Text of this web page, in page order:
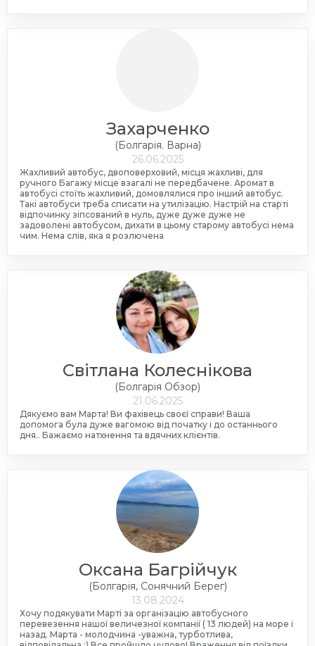
Захарченко
(Болгарія. Варна)
26.06.2025
Жахливий автобус, двоповерховий, місця жахливі, для
ручного Багажу місце взагалі не передбачене. Аромат в
автобусі стоїть жахливий, домовлялися про інший автобус.
Такі автобуси треба списати на утилізацію. Настрій на старті
відпочинку зіпсований в нуль, дуже дуже дуже не
задоволені автобусом, дихати в цьому старому автобусі нема
чим. Нема слів, яка я розлючена
Світлана Колеснікова
(Болгарія Обзор)
21.06.2025
Дякуємо вам Марта! Ви фахівець своєї справи! Ваша
допомога була дуже вагомою від початку і до останнього
дня.. Бажаємо натхнення та вдячних клієнтів.
Оксана Багрійчук
(Болгарія, Сонячний Берег)
13.08.2024
Хочу подякувати Марті за організацію автобусного
перевезення нашої величезної компанії ( 13 людей) на море і
назад. Марта - молодчина -уважна, турботлива,